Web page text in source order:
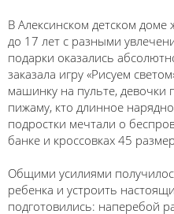
В Алексинском детском доме
до 17 лет с разными
подарки оказались
заказала игру «Рисуем
машинку на пульте,
пижаму, кто длинное
подростки мечтали о
банке и кроссовках 45
Общими усилиями
ребенка и устроить
подготовились: наперебой